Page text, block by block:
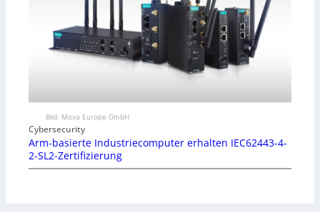
Bild: Moxa Europe GmbH
Cybersecurity
Arm-basierte Industriecomputer erhalten IEC62443-4-
2-SL2-Zertifizierung